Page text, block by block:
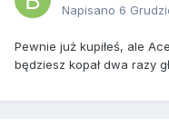
Napisano 6
Pewnie już kupiłeś, ale
będziesz kopał dwa razy